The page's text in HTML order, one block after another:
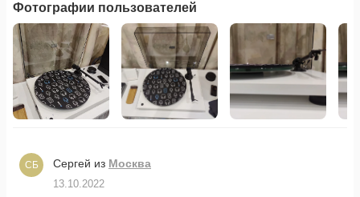
Фотографии пользователей
СБ Сергей из Москва
13.10.2022